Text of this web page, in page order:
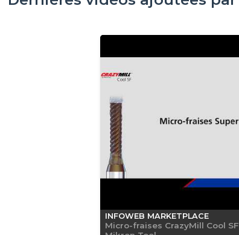
INFOWEB MARKETPLACE
Micro-fraises CrazyMill Cool SF